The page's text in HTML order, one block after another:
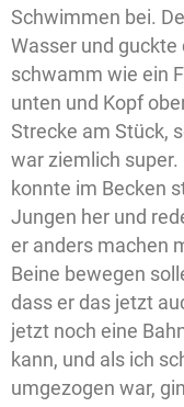
Schwimmen bei.
Wasser und
schwamm wie ein
unten und Kopf
Strecke am Stück,
war ziemlich super.
konnte im Becken
Jungen her und
er anders machen
Beine bewegen
dass er das jetzt
jetzt noch eine
kann, und als ich
umgezogen war,